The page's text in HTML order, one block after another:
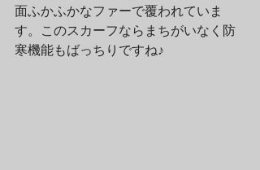
面ふかふかなファーで覆われていま
す。このスカーフならまちがいなく防
寒機能もばっちりですね♪